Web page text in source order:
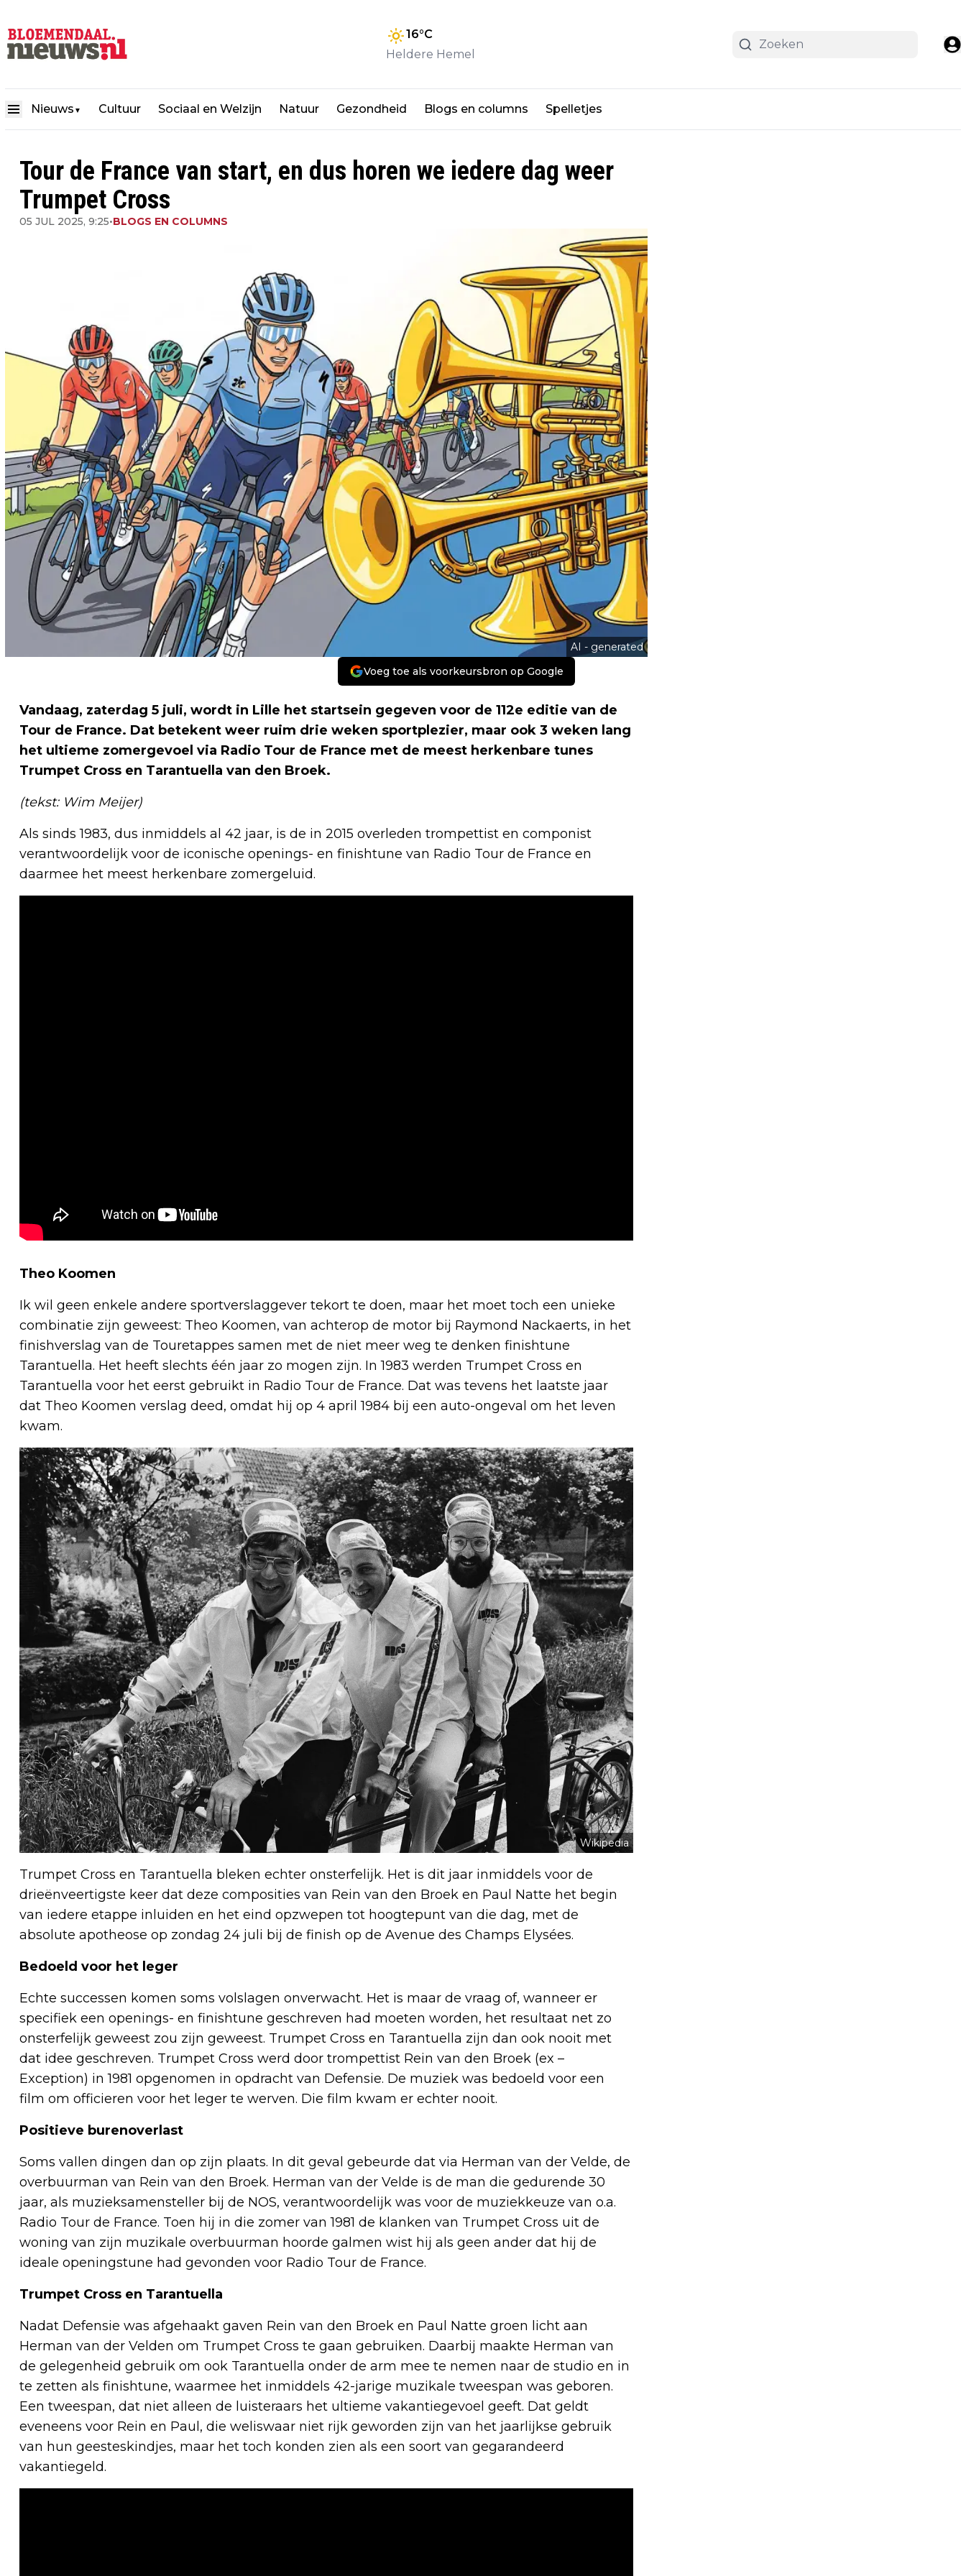
16°C
Heldere Hemel
Nieuws ▼ Cultuur Sociaal en Welzijn Natuur Gezondheid Blogs en columns Spelletjes
Tour de France van start, en dus horen we iedere dag weer
Trumpet Cross
05 JUL 2025, 9:25•BLOGS EN COLUMNS
AI - generated
Voeg toe als voorkeursbron op Google
Vandaag, zaterdag 5 juli, wordt in Lille het startsein gegeven voor de 112e editie van de
Tour de France. Dat betekent weer ruim drie weken sportplezier, maar ook 3 weken lang
het ultieme zomergevoel via Radio Tour de France met de meest herkenbare tunes
Trumpet Cross en Tarantuella van den Broek.
(tekst: Wim Meijer)
Als sinds 1983, dus inmiddels al 42 jaar, is de in 2015 overleden trompettist en componist
verantwoordelijk voor de iconische openings- en finishtune van Radio Tour de France en
daarmee het meest herkenbare zomergeluid.
Theo Koomen
Ik wil geen enkele andere sportverslaggever tekort te doen, maar het moet toch een unieke
combinatie zijn geweest: Theo Koomen, van achterop de motor bij Raymond Nackaerts, in het
finishverslag van de Touretappes samen met de niet meer weg te denken finishtune
Tarantuella. Het heeft slechts één jaar zo mogen zijn. In 1983 werden Trumpet Cross en
Tarantuella voor het eerst gebruikt in Radio Tour de France. Dat was tevens het laatste jaar
dat Theo Koomen verslag deed, omdat hij op 4 april 1984 bij een auto-ongeval om het leven
kwam.
Wikipedia
Trumpet Cross en Tarantuella bleken echter onsterfelijk. Het is dit jaar inmiddels voor de
drieënveertigste keer dat deze composities van Rein van den Broek en Paul Natte het begin
van iedere etappe inluiden en het eind opzwepen tot hoogtepunt van die dag, met de
absolute apotheose op zondag 24 juli bij de finish op de Avenue des Champs Elysées.
Bedoeld voor het leger
Echte successen komen soms volslagen onverwacht. Het is maar de vraag of, wanneer er
specifiek een openings- en finishtune geschreven had moeten worden, het resultaat net zo
onsterfelijk geweest zou zijn geweest. Trumpet Cross en Tarantuella zijn dan ook nooit met
dat idee geschreven. Trumpet Cross werd door trompettist Rein van den Broek (ex –
Exception) in 1981 opgenomen in opdracht van Defensie. De muziek was bedoeld voor een
film om officieren voor het leger te werven. Die film kwam er echter nooit.
Positieve burenoverlast
Soms vallen dingen dan op zijn plaats. In dit geval gebeurde dat via Herman van der Velde, de
overbuurman van Rein van den Broek. Herman van der Velde is de man die gedurende 30
jaar, als muzieksamensteller bij de NOS, verantwoordelijk was voor de muziekkeuze van o.a.
Radio Tour de France. Toen hij in die zomer van 1981 de klanken van Trumpet Cross uit de
woning van zijn muzikale overbuurman hoorde galmen wist hij als geen ander dat hij de
ideale openingstune had gevonden voor Radio Tour de France.
Trumpet Cross en Tarantuella
Nadat Defensie was afgehaakt gaven Rein van den Broek en Paul Natte groen licht aan
Herman van der Velden om Trumpet Cross te gaan gebruiken. Daarbij maakte Herman van
de gelegenheid gebruik om ook Tarantuella onder de arm mee te nemen naar de studio en in
te zetten als finishtune, waarmee het inmiddels 42-jarige muzikale tweespan was geboren.
Een tweespan, dat niet alleen de luisteraars het ultieme vakantiegevoel geeft. Dat geldt
eveneens voor Rein en Paul, die weliswaar niet rijk geworden zijn van het jaarlijkse gebruik
van hun geesteskindjes, maar het toch konden zien als een soort van gegarandeerd
vakantiegeld.